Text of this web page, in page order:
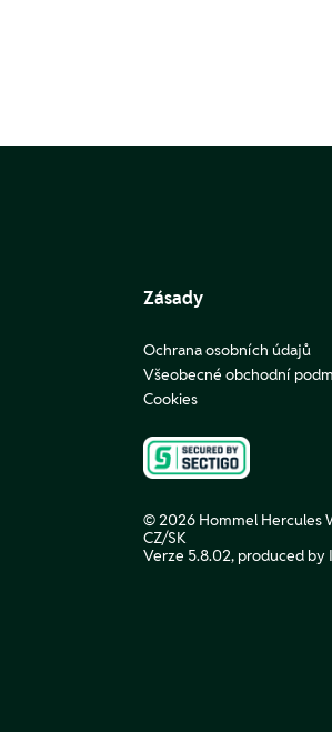
Zásady
Ochrana osobních údajů
Všeobecné obchodní
Cookies
© 2026 Hommel Hercules
CZ/SK
Verze 5.8.02, produced by